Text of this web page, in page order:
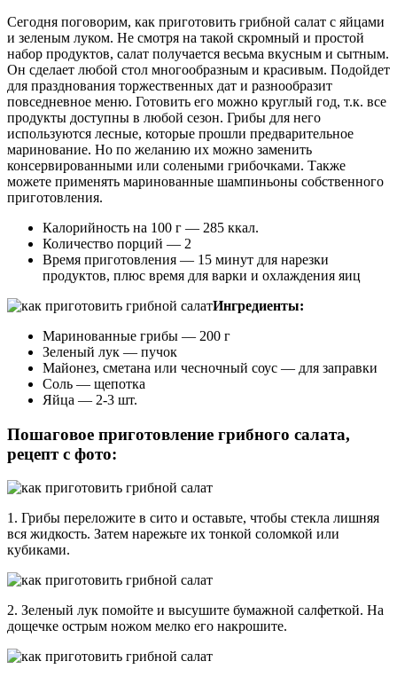
Сегодня поговорим, как приготовить грибной салат с яйцами
и зеленым луком. Не смотря на такой скромный и простой
набор продуктов, салат получается весьма вкусным и сытным.
Он сделает любой стол многообразным и красивым. Подойдет
для празднования торжественных дат и разнообразит
повседневное меню. Готовить его можно круглый год, т.к. все
продукты доступны в любой сезон. Грибы для него
используются лесные, которые прошли предварительное
маринование. Но по желанию их можно заменить
консервированными или солеными грибочками. Также
можете применять маринованные шампиньоны собственного
приготовления.
Калорийность на 100 г — 285 ккал.
Количество порций — 2
Время приготовления — 15 минут для нарезки
продуктов, плюс время для варки и охлаждения яиц
Ингредиенты:
Маринованные грибы — 200 г
Зеленый лук — пучок
Майонез, сметана или чесночный соус — для заправки
Соль — щепотка
Яйца — 2-3 шт.
Пошаговое приготовление грибного салата,
рецепт с фото:
1. Грибы переложите в сито и оставьте, чтобы стекла лишняя
вся жидкость. Затем нарежьте их тонкой соломкой или
кубиками.
2. Зеленый лук помойте и высушите бумажной салфеткой. На
дощечке острым ножом мелко его накрошите.